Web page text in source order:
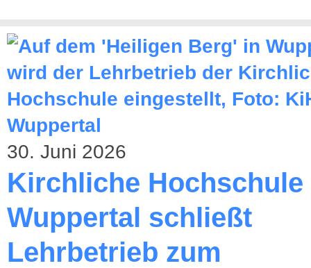
30. Juni 2026
Kirchliche Hochschule
Wuppertal schließt
Lehrbetrieb zum